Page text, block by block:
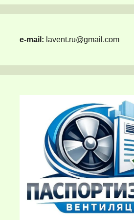
e-mail: lavent.ru@gmail.com